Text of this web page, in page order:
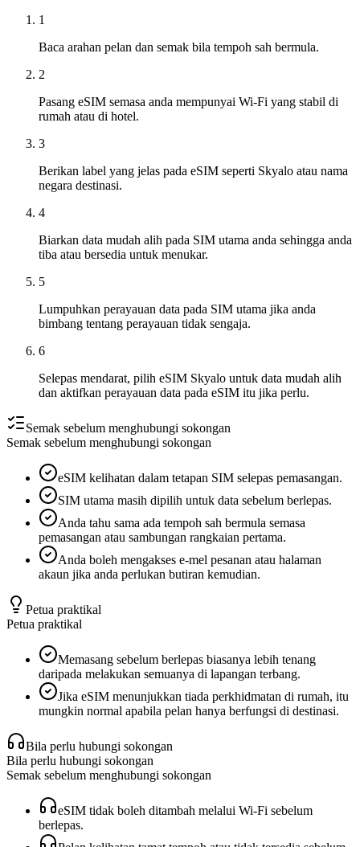
1
Baca arahan pelan dan semak bila tempoh sah bermula.
2
Pasang eSIM semasa anda mempunyai Wi‑Fi yang stabil di
rumah atau di hotel.
3
Berikan label yang jelas pada eSIM seperti Skyalo atau nama
negara destinasi.
4
Biarkan data mudah alih pada SIM utama anda sehingga anda
tiba atau bersedia untuk menukar.
5
Lumpuhkan perayauan data pada SIM utama jika anda
bimbang tentang perayauan tidak sengaja.
6
Selepas mendarat, pilih eSIM Skyalo untuk data mudah alih
dan aktifkan perayauan data pada eSIM itu jika perlu.
Semak sebelum menghubungi sokongan
Semak sebelum menghubungi sokongan
eSIM kelihatan dalam tetapan SIM selepas pemasangan.
SIM utama masih dipilih untuk data sebelum berlepas.
Anda tahu sama ada tempoh sah bermula semasa
pemasangan atau sambungan rangkaian pertama.
Anda boleh mengakses e-mel pesanan atau halaman
akaun jika anda perlukan butiran kemudian.
Petua praktikal
Petua praktikal
Memasang sebelum berlepas biasanya lebih tenang
daripada melakukan semuanya di lapangan terbang.
Jika eSIM menunjukkan tiada perkhidmatan di rumah, itu
mungkin normal apabila pelan hanya berfungsi di destinasi.
Bila perlu hubungi sokongan
Bila perlu hubungi sokongan
Semak sebelum menghubungi sokongan
eSIM tidak boleh ditambah melalui Wi‑Fi sebelum
berlepas.